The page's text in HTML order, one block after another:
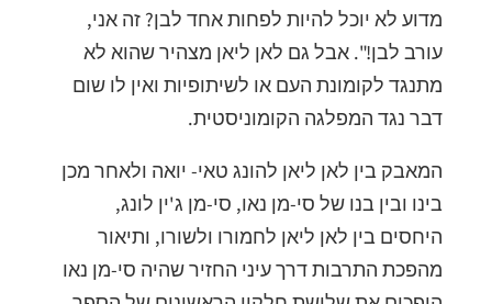
מדוע לא יוכל להיות לפחות אחד לבן? זה אני,
עורב לבן!". אבל גם לאן ליאן מצהיר שהוא לא
מתנגד לקומונת העם או לשיתופיות ואין לו שום
דבר נגד המפלגה הקומוניסטית.
המאבק בין לאן ליאן להונג טאי- יואה ולאחר מכן
בינו ובין בנו של סי-מן נאו, סי-מן ג'ין לונג,
היחסים בין לאן ליאן לחמורו ולשורו, ותיאור
מהפכת התרבות דרך עיני החזיר שהיה סי-מן נאו